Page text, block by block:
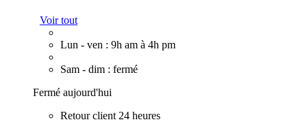
Voir tout
Lun - ven : 9h am à 4h pm
Sam - dim : fermé
Fermé aujourd'hui
Retour client 24 heures